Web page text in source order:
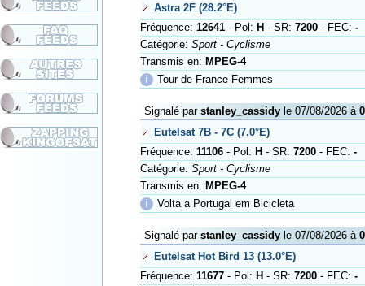
Astra 2F (28.2°E)
Fréquence: 12641- Pol: H - SR: 7200- FEC: -
Catégorie: Sport - Cyclisme
Transmis en: MPEG-4
ℹ
Tour de France Femmes
Signalé par stanley_cassidyle 07/08/2026 à
Eutelsat 7B - 7C (7.0°E)
Fréquence: 11106- Pol: H - SR: 7200- FEC: -
Catégorie: Sport - Cyclisme
Transmis en: MPEG-4
ℹ
Volta a Portugal em Bicicleta
Signalé par stanley_cassidyle 07/08/2026 à
Eutelsat Hot Bird 13 (13.0°E)
Fréquence: 11677- Pol: H - SR: 7200- FEC: -